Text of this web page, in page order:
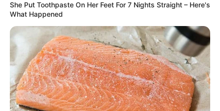
She Put Toothpaste On Her Feet For 7 Nights Straight – Here's
What Happened